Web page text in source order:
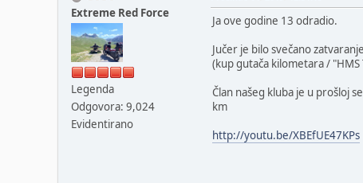
Extreme Red Force
Legenda
Odgovora: 9,024
Evidentirano
Ja ove godine 13 odradio.
Jučer je bilo svečano
(kup gutača kilometara /
Član našeg kluba je u prošloj
km
http://youtu.be/XBEfUE47KPs